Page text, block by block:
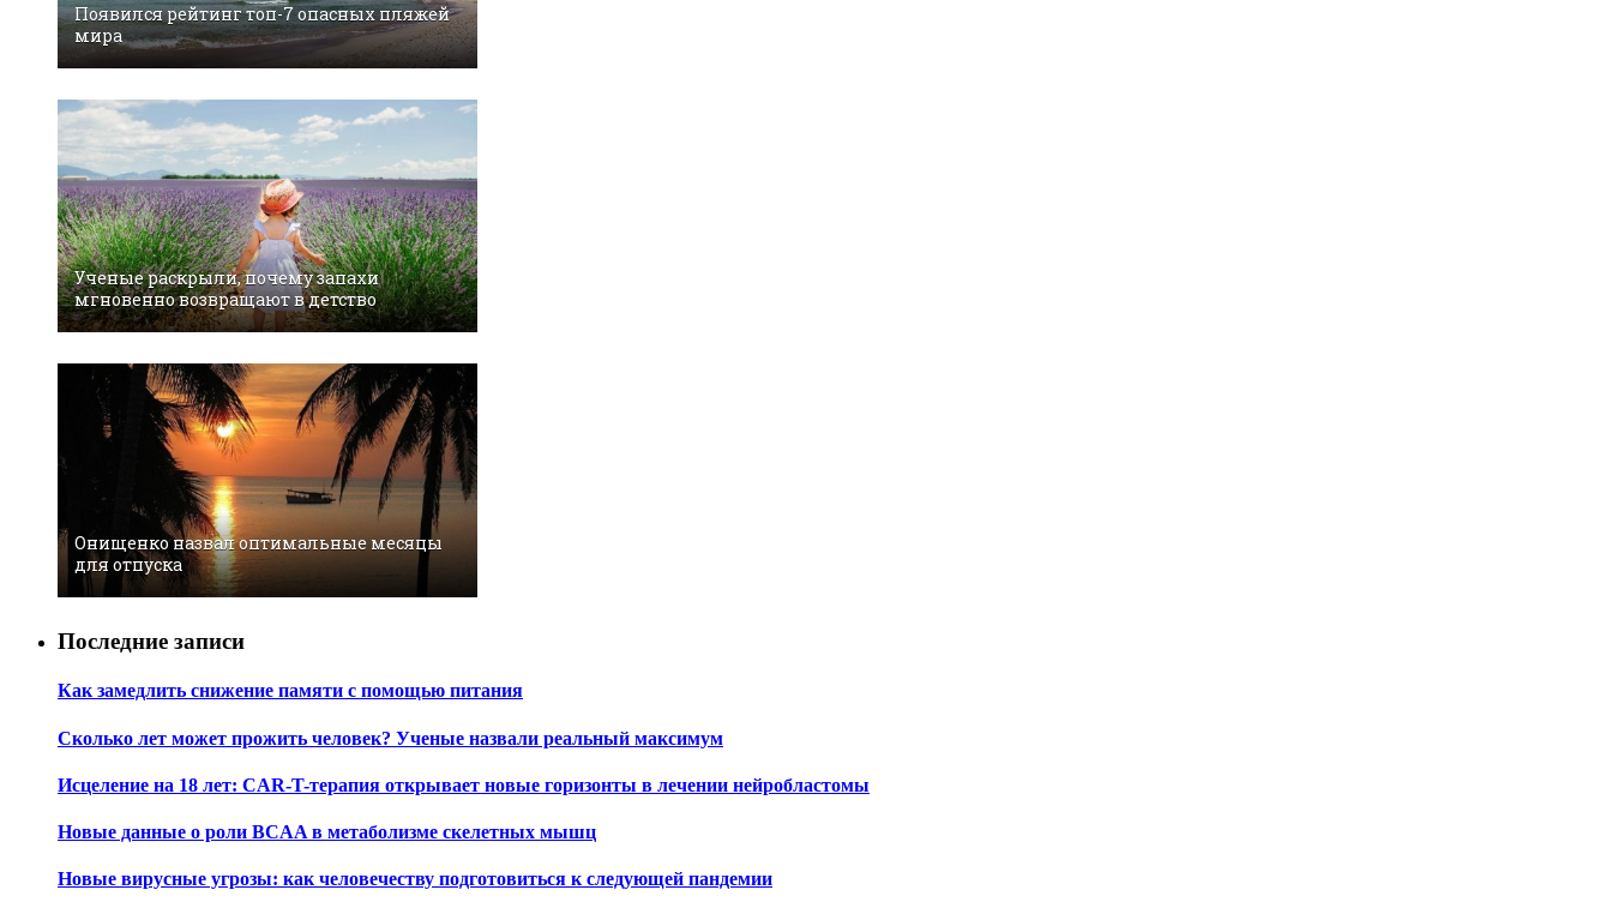
Появился рейтинг топ-7 опасных пляжей
мира
Ученые раскрыли, почему запахи
мгновенно возвращают в детство
Онищенко назвал оптимальные месяцы
для отпуска
Последние записи
Как замедлить снижение памяти с помощью питания
Сколько лет может прожить человек? Ученые назвали реальный максимум
Исцеление на 18 лет: CAR-T-терапия открывает новые горизонты в лечении нейробластомы
Новые данные о роли BCAA в метаболизме скелетных мышц
Новые вирусные угрозы: как человечеству подготовиться к следующей пандемии